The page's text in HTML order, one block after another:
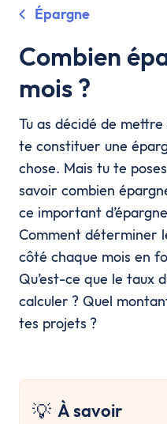
Épargne
Combien
mois ?
Tu as décidé de
te constituer une
chose. Mais tu te
savoir combien
ce important
Comment déterminer
côté chaque mois en
Qu’est-ce que le taux
calculer ? Quel
tes projets ?
💡 À savoir